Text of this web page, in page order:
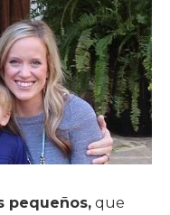
pequeños, que